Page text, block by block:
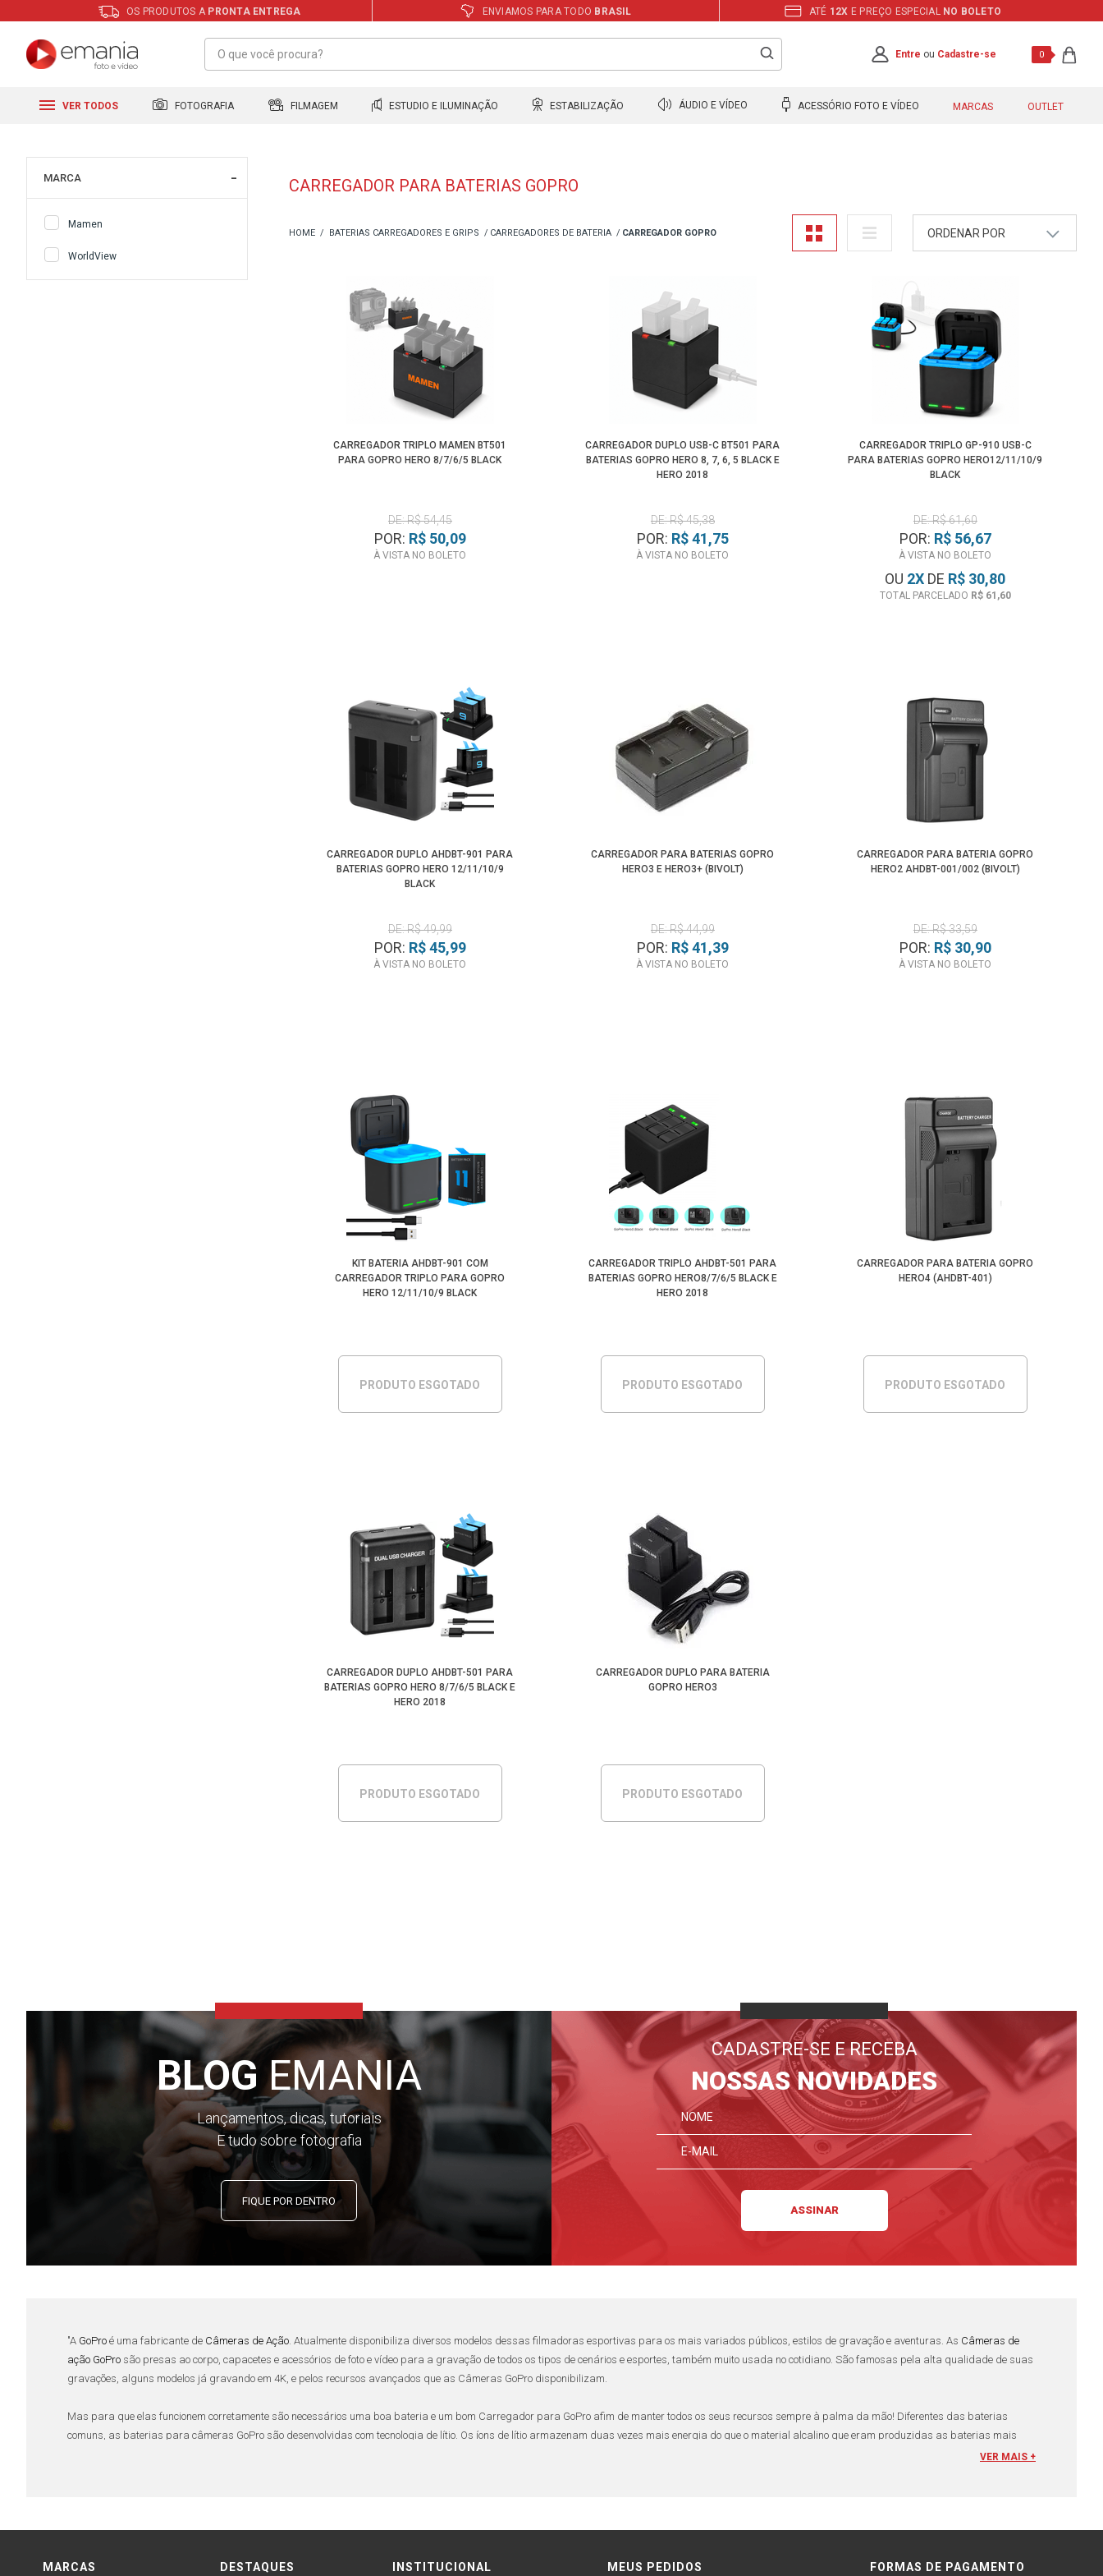
OS PRODUTOS A PRONTA ENTREGA ENVIAMOS PARA TODO BRASIL ATÉ 12X E PREÇO ESPECIAL NO BOLETO
Entre ou Cadastre-se 0
VER TODOS FOTOGRAFIA FILMAGEM ESTUDIO E ILUMINAÇÃO ESTABILIZAÇÃO ÁUDIO E VÍDEO ACESSÓRIO FOTO E VÍDEO MARCAS OUTLET
MARCA
Mamen
WorldView
CARREGADOR PARA BATERIAS GOPRO
BATERIAS CARREGADORES E GRIPS CARREGADORES DE BATERIA CARREGADOR GOPRO ORDENAR POR
Mais Vendidos
Maior Preço
Menor Preço
CARREGADOR TRIPLO MAMEN BT501
PARA GOPRO HERO 8/7/6/5 BLACK
DE: R$ 54,45
POR: R$ 50,09
À VISTA NO BOLETO
CARREGADOR DUPLO USB-C BT501 PARA
BATERIAS GOPRO HERO 8, 7, 6, 5 BLACK E
HERO 2018
DE: R$ 45,38
POR: R$ 41,75
À VISTA NO BOLETO
CARREGADOR TRIPLO GP-910 USB-C
PARA BATERIAS GOPRO HERO12/11/10/9
BLACK
DE: R$ 61,60
POR: R$ 56,67
À VISTA NO BOLETO
OU 2X DE R$ 30,80
TOTAL PARCELADO R$ 61,60
CARREGADOR DUPLO AHDBT-901 PARA
BATERIAS GOPRO HERO 12/11/10/9
BLACK
DE: R$ 49,99
POR: R$ 45,99
À VISTA NO BOLETO
CARREGADOR PARA BATERIAS GOPRO
HERO3 E HERO3+ (BIVOLT)
DE: R$ 44,99
POR: R$ 41,39
À VISTA NO BOLETO
CARREGADOR PARA BATERIA GOPRO
HERO2 AHDBT-001/002 (BIVOLT)
DE: R$ 33,59
POR: R$ 30,90
À VISTA NO BOLETO
KIT BATERIA AHDBT-901 COM
CARREGADOR TRIPLO PARA GOPRO
HERO 12/11/10/9 BLACK
PRODUTO ESGOTADO
CARREGADOR TRIPLO AHDBT-501 PARA
BATERIAS GOPRO HERO8/7/6/5 BLACK E
HERO 2018
PRODUTO ESGOTADO
CARREGADOR PARA BATERIA GOPRO
HERO4 (AHDBT-401)
PRODUTO ESGOTADO
CARREGADOR DUPLO AHDBT-501 PARA
BATERIAS GOPRO HERO 8/7/6/5 BLACK E
HERO 2018
PRODUTO ESGOTADO
CARREGADOR DUPLO PARA BATERIA
GOPRO HERO3
PRODUTO ESGOTADO
BLOGEMANIA
Lançamentos, dicas, tutoriais
E tudo sobre fotografia
FIQUE POR DENTRO
CADASTRE-SE E RECEBA
NOSSAS NOVIDADES
"A GoPro é uma fabricante de Câmeras de Ação. Atualmente disponibiliza diversos modelos dessas filmadoras esportivas para os mais variados públicos, estilos de gravação e aventuras. As Câmeras de
ação GoPro são presas ao corpo, capacetes e acessórios de foto e vídeo para a gravação de todos os tipos de cenários e esportes, também muito usada no cotidiano. São famosas pela alta qualidade de suas
gravações, alguns modelos já gravando em 4K, e pelos recursos avançados que as Câmeras GoPro disponibilizam.
Mas para que elas funcionem corretamente são necessários uma boa bateria e um bom Carregador para GoPro afim de manter todos os seus recursos sempre à palma da mão! Diferentes das baterias
comuns, as baterias para câmeras GoPro são desenvolvidas com tecnologia de lítio. Os íons de lítio armazenam duas vezes mais energia do que o material alcalino que eram produzidas as baterias mais
. Para nível de conhecimento, seriam necessárias baterias alcalinas com até 3x o peso das baterias
elas não desenvolvem o “efeito memória”, conhecido popularmente como o vício da bateria.
Essa capacidade de não viciar permite que o fotógrafo carregue parcialmente a bateria no carregador para GoPro
e compatíveis, sem que isso comprometa a sua capacidade de carga ou de
VER MAIS +
MARCAS DESTAQUES INSTITUCIONAL MEUS PEDIDOS FORMAS DE PAGAMENTO